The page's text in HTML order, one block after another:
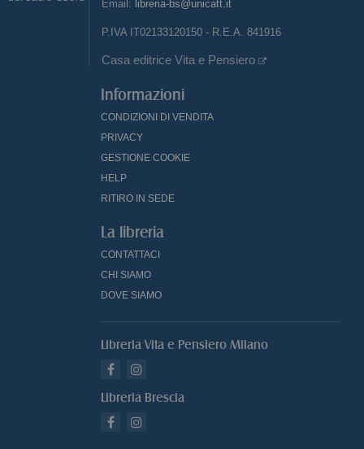
Email: libreria-bs@unicatt.it
P.IVA IT02133120150 - R.E.A. 841916
Casa editrice Vita e Pensiero
Informazioni
CONDIZIONI DI VENDITA
PRIVACY
GESTIONE COOKIE
HELP
RITIRO IN SEDE
La libreria
CONTATTACI
CHI SIAMO
DOVE SIAMO
Libreria Vita e Pensiero Milano
Libreria Brescia